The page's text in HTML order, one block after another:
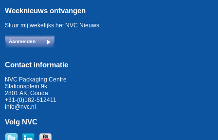
Weeknieuws ontvangen
Stuur mij wekelijks het NVC Nieuws.
Aanmelden
Contact informatie
NVC Packaging Centre
Stationsplein 9k
2801 AK, Gouda
+31-(0)182-512411
info@nvc.nl
Volg NVC